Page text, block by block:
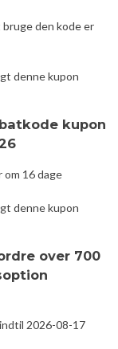
den kode er
denne kupon
kupon
om 16 dage
denne kupon
over 700
2026-08-17